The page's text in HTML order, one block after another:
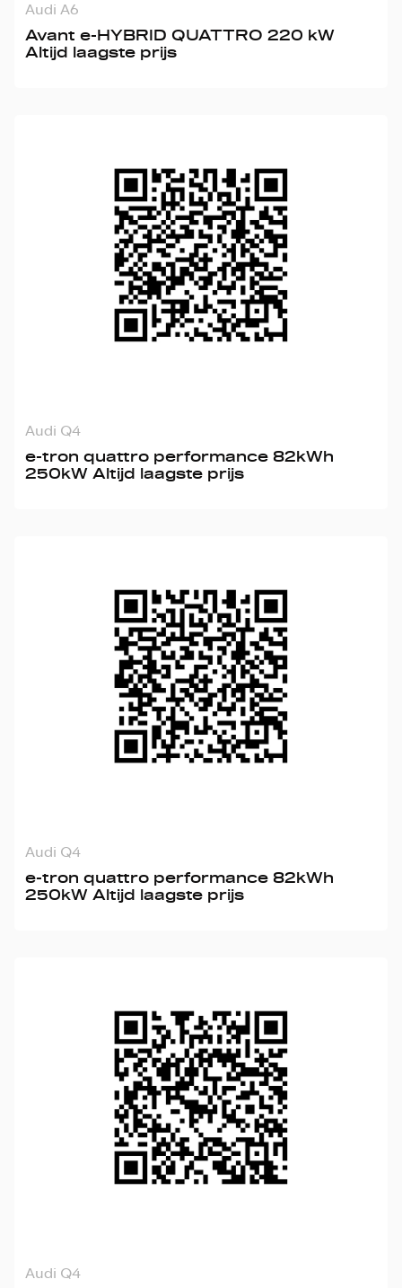
Audi A6
Avant e-HYBRID QUATTRO 220 kW
Altijd laagste prijs
Audi Q4
e-tron quattro performance 82kWh
250kW Altijd laagste prijs
Audi Q4
e-tron quattro performance 82kWh
250kW Altijd laagste prijs
Audi Q4